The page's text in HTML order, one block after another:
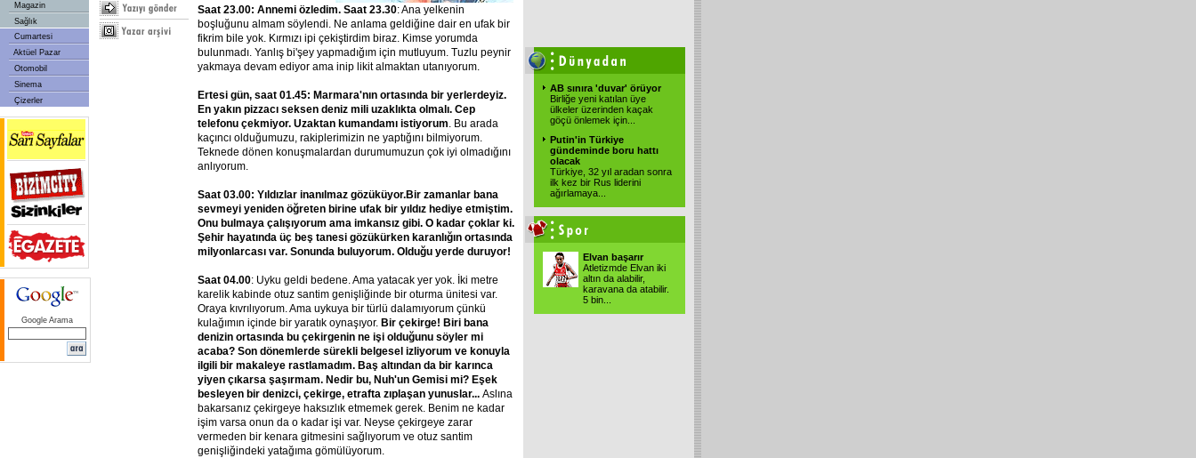
Magazin
Sağlık
Cumartesi
Aktüel Pazar
Otomobil
Sinema
Çizerler
Google Arama
Saat 23.00: Annemi özledim. Saat 23.30: Ana yelkenin
boşluğunu almam söylendi. Ne anlama geldiğine dair en ufak bir
fikrim bile yok. Kırmızı ipi çekiştirdim biraz. Kimse yorumda
bulunmadı. Yanlış bi'şey yapmadığım için mutluyum. Tuzlu peynir
yakmaya devam ediyor ama inip likit almaktan utanıyorum.
Ertesi gün, saat 01.45: Marmara'nın ortasında bir yerlerdeyiz.
En yakın pizzacı seksen deniz mili uzaklıkta olmalı. Cep
telefonu çekmiyor. Uzaktan kumandamı istiyorum . Bu arada
kaçıncı olduğumuzu, rakiplerimizin ne yaptığını bilmiyorum.
Teknede dönen konuşmalardan durumumuzun çok iyi olmadığını
anlıyorum.
Saat 03.00: Yıldızlar inanılmaz gözüküyor.Bir zamanlar bana
sevmeyi yeniden öğreten birine ufak bir yıldız hediye etmiştim.
Onu bulmaya çalışıyorum ama imkansız gibi. O kadar çoklar ki.
Şehir hayatında üç beş tanesi gözükürken karanlığın ortasında
milyonlarcası var. Sonunda buluyorum. Olduğu yerde duruyor!
Saat 04.00: Uyku geldi bedene. Ama yatacak yer yok. İki metre
karelik kabinde otuz santim genişliğinde bir oturma ünitesi var.
Oraya kıvrılıyorum. Ama uykuya bir türlü dalamıyorum çünkü
kulağımın içinde bir yaratık oynaşıyor. Bir çekirge! Biri bana
denizin ortasında bu çekirgenin ne işi olduğunu söyler mi
acaba? Son dönemlerde sürekli belgesel izliyorum ve konuyla
ilgili bir makaleye rastlamadım. Baş altından da bir karınca
yiyen çıkarsa şaşırmam. Nedir bu, Nuh'un Gemisi mi? Eşek
besleyen bir denizci, çekirge, etrafta zıplaşan yunuslar... Aslına
bakarsanız çekirgeye haksızlık etmemek gerek. Benim ne kadar
işim varsa onun da o kadar işi var. Neyse çekirgeye zarar
vermeden bir kenara gitmesini sağlıyorum ve otuz santim
genişliğindeki yatağıma gömülüyorum.
AB sınıra 'duvar' örüyor
Birliğe yeni katılan üye
ülkeler üzerinden kaçak
göçü önlemek için
Putin'in Türkiye
gündeminde boru hattı
olacak
Türkiye, 32 yıl aradan sonra
ilk kez bir Rus liderini
ağırlamaya
Elvan başarır
Atletizmde Elvan iki
altın da alabilir,
karavana da atabilir.
5 bin